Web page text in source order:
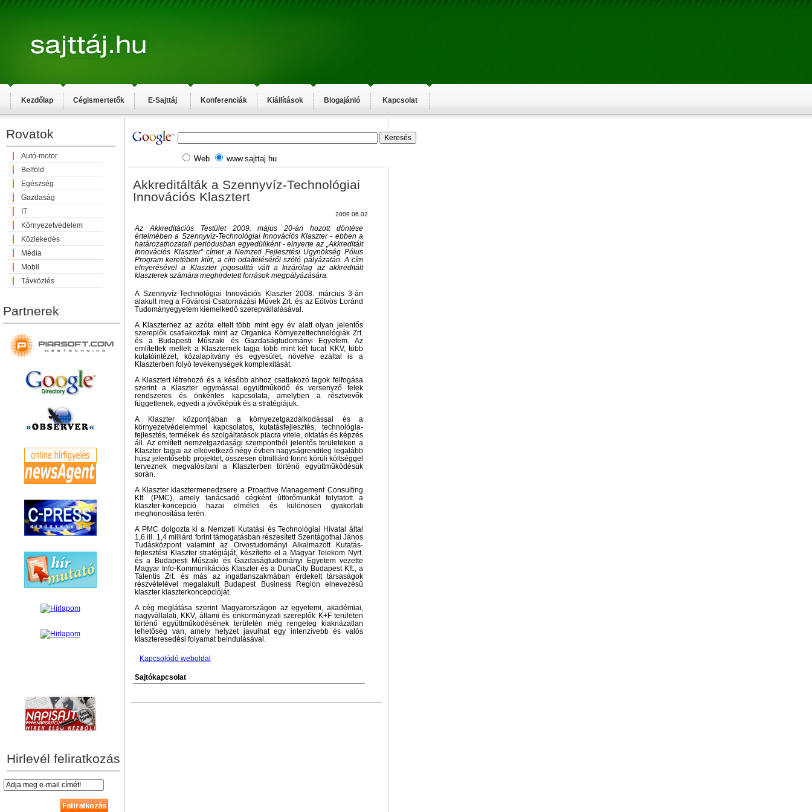
Kezdőlap Cégismertetők E-Sajttáj Konferenciák Kiállítások Blogajánló Kapcsolat
Rovatok
Autó-motor
Belföld
Egészség
Gazdaság
IT
Környezetvédelem
Közlekedés
Média
Mobil
Távközlés
Partnerek
Hirlevél feliratkozás
Web www.sajttaj.hu
Akkreditálták a Szennyvíz-Technológiai
Innovációs Klasztert
2009.06.02
Az Akkreditációs Testület 2009. május 20-án hozott döntése
értelmében a Szennyvíz-Technológiai Innovációs Klaszter - ebben a
határozathozatali periódusban egyedüliként - elnyerte az „Akkreditált
Innovációs Klaszter” címet a Nemzeti Fejlesztési Ügynökség Pólus
Program keretében kiírt, a cím odaítéléséről szóló pályázatán. A cím
elnyerésével a Klaszter jogosulttá vált a kizárólag az akkreditált
klaszterek számára meghirdetett források megpályázására.
A Szennyvíz-Technológiai Innovációs Klaszter 2008. március 3-án
alakult meg a Fővárosi Csatornázási Művek Zrt. és az Eötvös Loránd
Tudományegyetem kiemelkedő szerepvállalásával.
A Klaszterhez az azóta eltelt több mint egy év alatt olyan jelentős
szereplők csatlakoztak mint az Organica Környezettechnológiák Zrt.
és a Budapesti Műszaki és Gazdaságtudományi Egyetem. Az
említettek mellett a Klaszternek tagja több mint két tucat KKV, több
kutatóintézet, közalapítvány és egyesület, növelve ezáltal is a
Klaszterben folyó tevékenységek komplexitását.
A Klasztert létrehozó és a később ahhoz csatlakozó tagok felfogása
szerint a Klaszter egymással együttműködő és versenyző felek
rendszeres és önkéntes kapcsolata, amelyben a résztvevők
függetlenek, egyedi a jövőképük és a stratégiájuk.
A Klaszter központjában a környezetgazdálkodással és a
környezetvédelemmel kapcsolatos, kutatásfejlesztés, technológia-
fejlesztés, termékek és szolgáltatások piacra vitele, oktatás és képzés
áll. Az említett nemzetgazdasági szempontból jelentős területeken a
Klaszter tagjai az elkövetkező négy évben nagyságrendileg legalább
húsz jelentősebb projektet, összesen ötmilliárd forint körüli költséggel
terveznek megvalósítani a Klaszterben történő együttműködésük
során.
A Klaszter klasztermenedzsere a Proactive Management Consulting
Kft. (PMC), amely tanácsadó cégként úttörőmunkát folytatott a
klaszter-koncepció hazai elméleti és különösen gyakorlati
meghonosítása terén.
A PMC dolgozta ki a Nemzeti Kutatási és Technológiai Hivatal által
1,6 ill. 1,4 milliárd forint támogatásban részesített Szentágothai János
Tudásközpont valamint az Orvostudományi Alkalmazott Kutatás-
fejlesztési Klaszter stratégiáját, készítette el a Magyar Telekom Nyrt.
és a Budapesti Műszaki és Gazdaságtudományi Egyetem vezette
Magyar Info-Kommunikációs Klaszter és a DunaCity Budapest Kft., a
Talentis Zrt. és más az ingatlanszakmában érdekelt társaságok
részvételével megalakult Budapest Business Region elnevezésű
klaszter klaszterkoncepcióját.
A cég meglátása szerint Magyarországon az egyetemi, akadémiai,
nagyvállalati, KKV, állami és önkormányzati szereplők K+F területen
történő együttműködésének területén még rengeteg kiaknázatlan
lehetőség van, amely helyzet javulhat egy intenzívebb és valós
klaszteresedési folyamat beindulásával.
Kapcsolódó weboldal
Sajtókapcsolat